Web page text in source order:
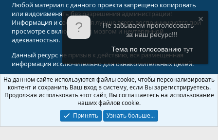
Любой материал с данного проекта запрещено копировать
или видоизменять без разрешения администрации!
Информация и сообщения лучше всего воспринимаются при
просмотре с включенным мозгом и неутерянной
адекватностью.
Данный ресурс не призыв к действию, вся размещенная
информация исключительно для ознакомительных целей.
© 2008-2026 Форум Абырвалг.нет - подводная охота, дайвинг, туризм
Перевод: XenForo.Info
Не забываем проголосовать
за наш ресурс!!!
Тема по голосованию тут
На данном сайте используются файлы cookie, чтобы персонализировать
контент и сохранить Ваш вход в систему, если Вы зарегистрируетесь.
Продолжая использовать этот сайт, Вы соглашаетесь на использование
наших файлов cookie.
Принять
Узнать больше...